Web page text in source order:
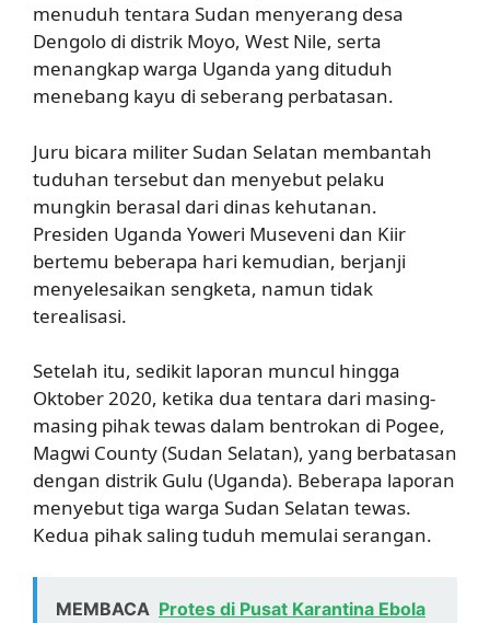
menuduh tentara Sudan menyerang desa
Dengolo di distrik Moyo, West Nile, serta
menangkap warga Uganda yang dituduh
menebang kayu di seberang perbatasan.
Juru bicara militer Sudan Selatan membantah
tuduhan tersebut dan menyebut pelaku
mungkin berasal dari dinas kehutanan.
Presiden Uganda Yoweri Museveni dan Kiir
bertemu beberapa hari kemudian, berjanji
menyelesaikan sengketa, namun tidak
terealisasi.
Setelah itu, sedikit laporan muncul hingga
Oktober 2020, ketika dua tentara dari masing-
masing pihak tewas dalam bentrokan di Pogee,
Magwi County (Sudan Selatan), yang berbatasan
dengan distrik Gulu (Uganda). Beberapa laporan
menyebut tiga warga Sudan Selatan tewas.
Kedua pihak saling tuduh memulai serangan.
MEMBACA Protes di Pusat Karantina Ebola